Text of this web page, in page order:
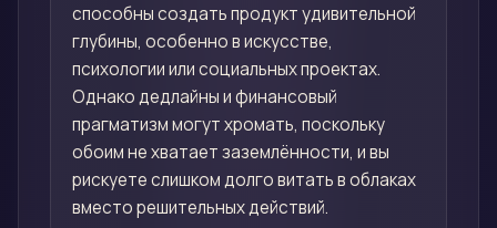
способны создать продукт удивительной
глубины, особенно в искусстве,
психологии или социальных проектах.
Однако дедлайны и финансовый
прагматизм могут хромать, поскольку
обоим не хватает заземлённости, и вы
рискуете слишком долго витать в облаках
вместо решительных действий.